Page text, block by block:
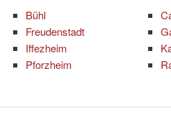
Bühl
Freudenstadt
Iffezheim
Pforzheim